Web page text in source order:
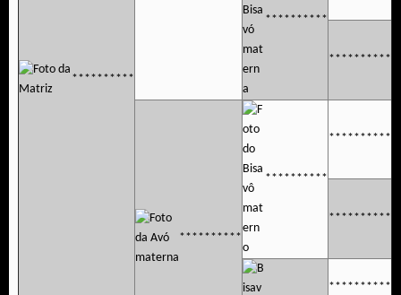
**********
**********
**********
**********
**********
**********
**********
**********